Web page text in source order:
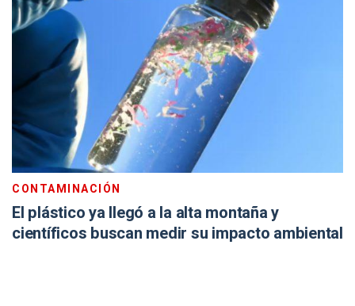
CONTAMINACIÓN
El plástico ya llegó a la alta montaña y
científicos buscan medir su impacto ambiental